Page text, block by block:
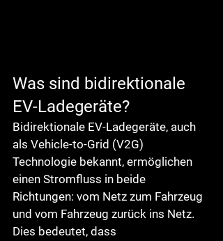
Was sind bidirektionale
EV-Ladegeräte?
Bidirektionale EV-Ladegeräte, auch
als Vehicle-to-Grid (V2G)
Technologie bekannt, ermöglichen
einen Stromfluss in beide
Richtungen: vom Netz zum Fahrzeug
und vom Fahrzeug zurück ins Netz.
Dies bedeutet, dass